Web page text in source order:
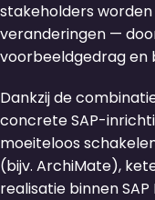
stakeholders
veranderingen —
voorbeeldgedrag en
Dankzij de
concrete SAP-
moeiteloos
(bijv. ArchiMate),
realisatie binnen SAP